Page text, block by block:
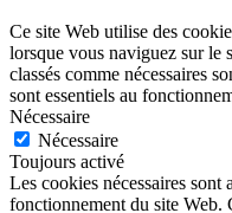
Ce site Web utilise des
lorsque vous naviguez sur le
classés comme nécessaires
sont essentiels au
Nécessaire
Nécessaire
Toujours activé
Les cookies nécessaires sont
fonctionnement du site Web.